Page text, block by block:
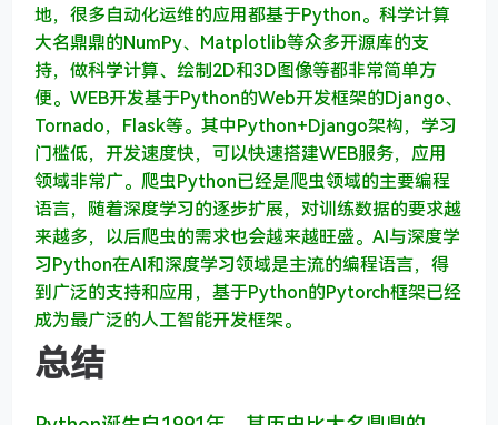
地，很多自动化运维的应用都基于Python。 科学计算
大名鼎鼎的NumPy、Matplotlib等众多开源库的支
持，做科学计算、绘制2D和3D图像等都非常简单方
便。 WEB开发基于Python的Web开发框架的Django、
Tornado，Flask等。其中Python+Django架构，学习
门槛低，开发速度快，可以快速搭建WEB服务，应用
领域非常广。 爬虫Python已经是爬虫领域的主要编程
语言，随着深度学习的逐步扩展，对训练数据的要求越
来越多，以后爬虫的需求也会越来越旺盛。 AI与深度学
习Python在AI和深度学习领域是主流的编程语言，得
到广泛的支持和应用，基于Python的Pytorch框架已经
成为最广泛的人工智能开发框架。
总结